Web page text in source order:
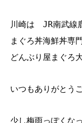
川崎は JR南武線
まぐろ丼海鮮丼専
どんぶり屋まぐろ
いつもありがとう
少し梅雨っぽくな